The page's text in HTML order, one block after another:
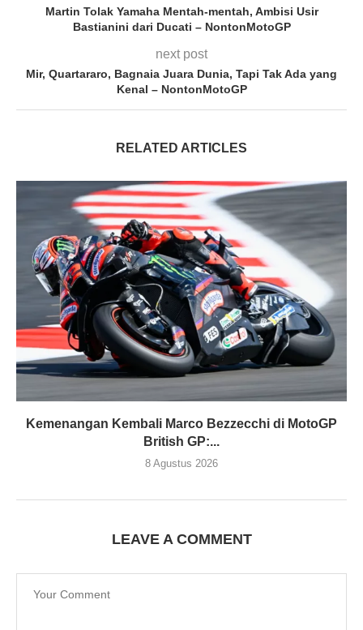
Martin Tolak Yamaha Mentah-mentah, Ambisi Usir
Bastianini dari Ducati – NontonMotoGP
next post
Mir, Quartararo, Bagnaia Juara Dunia, Tapi Tak Ada yang
Kenal – NontonMotoGP
RELATED ARTICLES
Kemenangan Kembali Marco Bezzecchi di MotoGP
British GP:...
8 Agustus 2026
LEAVE A COMMENT